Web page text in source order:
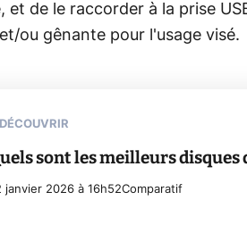
de le raccorder à la prise
ou gênante pour l'usage visé.
sont les meilleurs disques
janvier 2026 à 16h52Comparatif